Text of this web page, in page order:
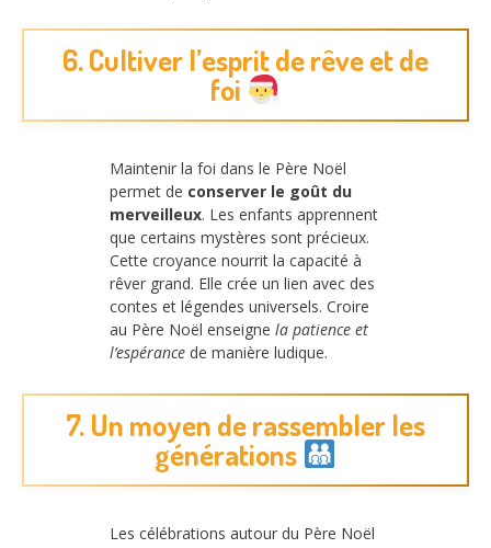
6. Cultiver l’esprit de rêve et de
foi
Maintenir la foi dans le Père Noël
permet de conserver le goût du
merveilleux. Les enfants apprennent
que certains mystères sont précieux.
Cette croyance nourrit la capacité à
rêver grand. Elle crée un lien avec des
contes et légendes universels. Croire
au Père Noël enseigne la patience et
l’espérance de manière ludique.
7. Un moyen de rassembler les
générations
Les célébrations autour du Père Noël